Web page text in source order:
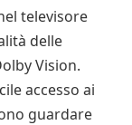
televisore
delle
Vision.
accesso ai
guardare